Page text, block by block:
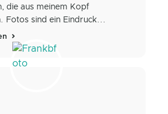
die aus meinem Kopf
Fotos sind ein Eindruck...